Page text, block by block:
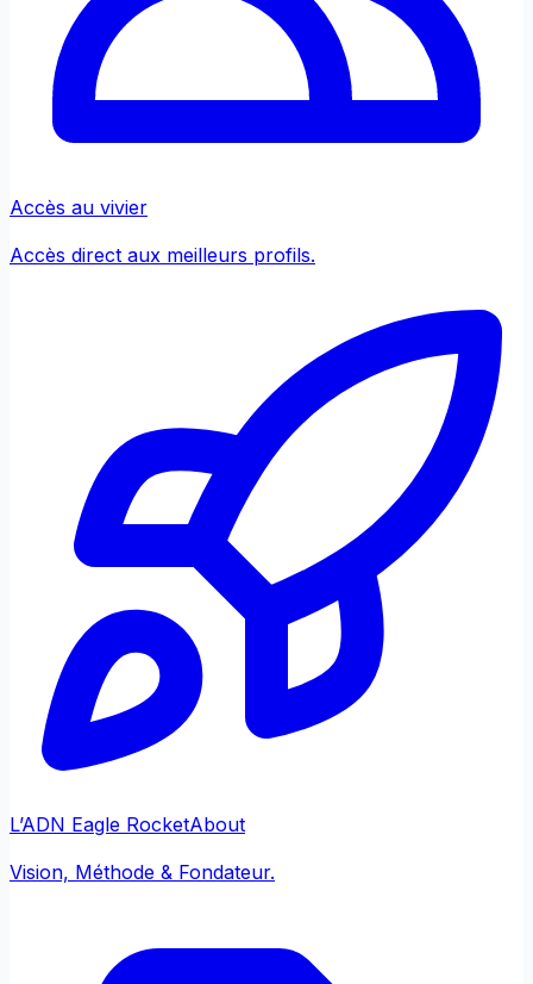
Accès au vivier
Accès direct aux meilleurs profils.
L’ADN Eagle RocketAbout
Vision, Méthode & Fondateur.